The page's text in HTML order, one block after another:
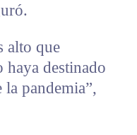
alto que
haya destinado
pandemia”,